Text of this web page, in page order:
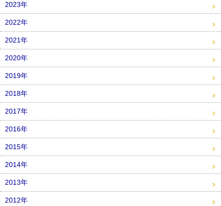
2023年
2022年
2021年
2020年
2019年
2018年
2017年
2016年
2015年
2014年
2013年
2012年